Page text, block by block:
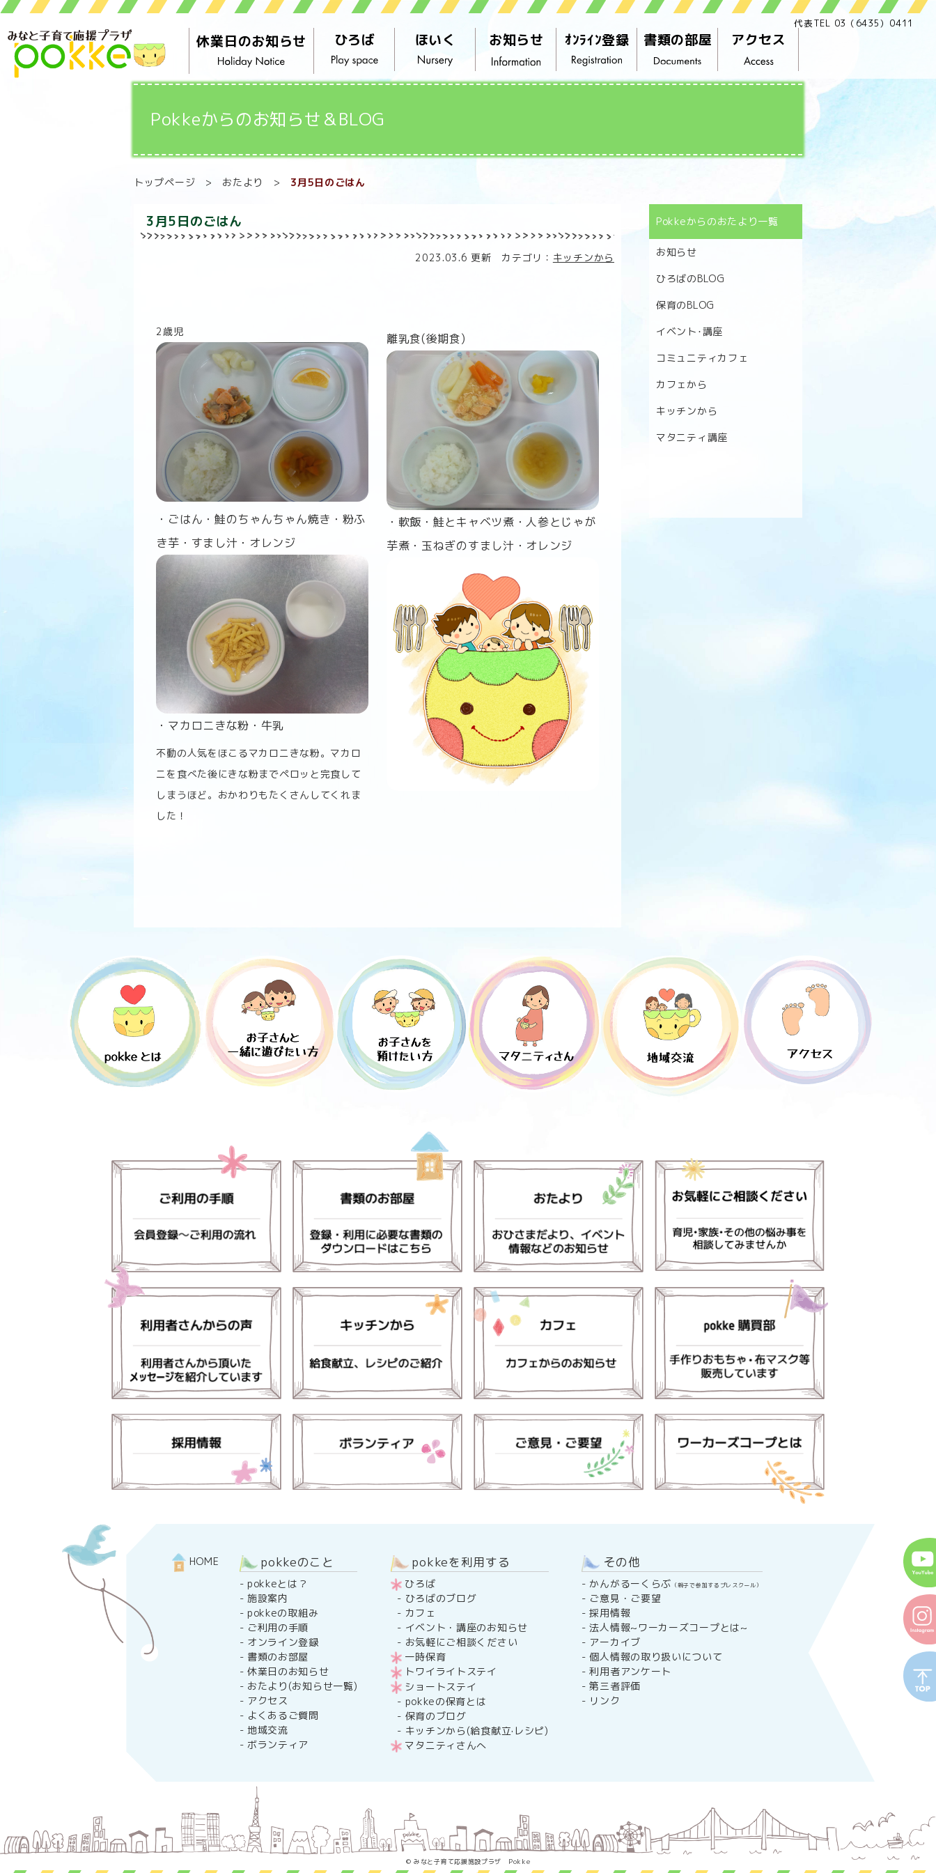
代表TEL 03（6435）0411
休業日のお知らせ ひろば ほいく お知らせ ｵﾝﾗｲﾝ登録 書類の部屋 アクセス
Pokkeからのお知らせ＆BLOG
トップページ > おたより > 3月5日のごはん
3月5日のごはん
2023.03.6 更新 カテゴリ： キッチンから
2歳児
・ごはん・鮭のちゃんちゃん焼き・粉ふ
き芋・すまし汁・オレンジ
・マカロニきな粉・牛乳
不動の人気をほこるマカロニきな粉。マカロ
ニを食べた後にきな粉までペロッと完食して
しまうほど。おかわりもたくさんしてくれま
した！
離乳食(後期食)
・軟飯・鮭とキャベツ煮・人参とじゃが
芋煮・玉ねぎのすまし汁・オレンジ
Pokkeからのおたより一覧
お知らせ
ひろばのBLOG
保育のBLOG
イベント･講座
コミュニティカフェ
カフェから
キッチンから
マタニティ講座
HOME pokkeのこと
- pokkeとは？
- 施設案内
- pokkeの取組み
- ご利用の手順
- オンライン登録
- 書類のお部屋
- 休業日のお知らせ
- おたより(お知らせ一覧)
- アクセス
- よくあるご質問
- 地域交流
- ボランティア
pokkeを利用する
ひろば
- ひろばのブログ
- カフェ
- イベント・講座のお知らせ
- お気軽にご相談ください
一時保育
トワイライトステイ
ショートステイ
- pokkeの保育とは
- 保育のブログ
- キッチンから(給食献立·レシピ)
マタニティさんへ
その他
- かんがるーくらぶ （親子で参加するプレスクール）
- ご意見・ご要望
-採用情報
-法人情報~ワーカーズコープとは~
- アーカイブ
-個人情報の取り扱いについて
-利用者アンケート
-第三者評価
- リンク
© みなと子育て応援施設プラザ Pokke